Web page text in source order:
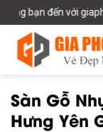
Skip
to
content
với
Sàn Gỗ
Hưng Yên